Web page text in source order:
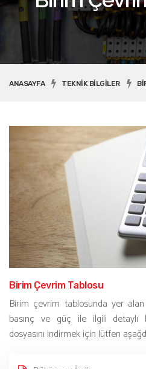
ANASAYFA TEKNIK BILGILER
Birim Çevrim Tablosu
Birim çevrim tablosunda yer alan
basınç ve güç ile ilgili detaylı
dosyasını indirmek için lütfen